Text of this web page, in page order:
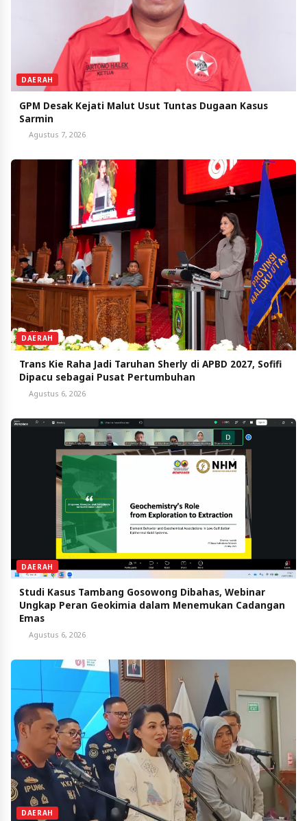
DAERAH
GPM Desak Kejati Malut Usut Tuntas Dugaan Kasus
Sarmin
Agustus 7, 2026
DAERAH
Trans Kie Raha Jadi Taruhan Sherly di APBD 2027, Sofifi
Dipacu sebagai Pusat Pertumbuhan
Agustus 6, 2026
DAERAH
Studi Kasus Tambang Gosowong Dibahas, Webinar
Ungkap Peran Geokimia dalam Menemukan Cadangan
Emas
Agustus 6, 2026
DAERAH